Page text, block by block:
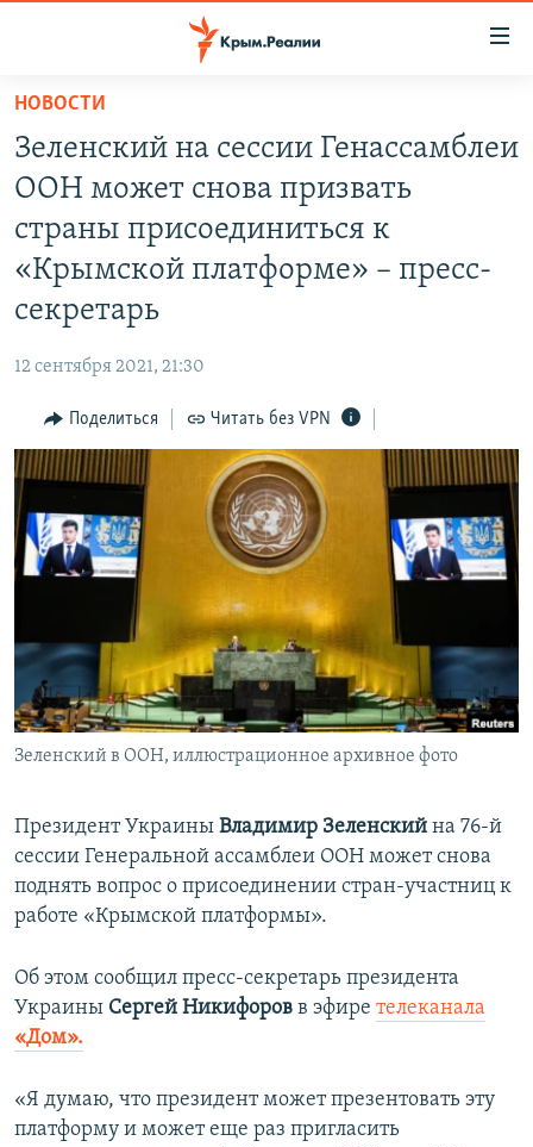
Вернуться
основному
содержанию
главной
навигации
Вернутся
КАРТА ВОЕННЫХ ОБЪЕКТОВ КРЫМА
ИСТОРИЯ
ЕЩЕ
ТЕЛЕПРОЕКТ КРЫМ.РЕАЛИИ
СОВЕТЫ ПРАВОЗАЩИТНИКОВ
ПРОПАВШИЕ БЕЗ ВЕСТИ
ПОБЕДИТЕЛЕЙ НЕ СУДЯТ?
КРЫМ.НЕПОКОРЕННЫЙ
ELIFBE
УКРАИНСКАЯ ПРОБЛЕМА КРЫМА
КАК ОБОЙТИ БЛОКИРОВКУ
Українською
Qırımtatar
ПРИСОЕДИНЯЙТЕСЬ!
Все сайты RFE/RL
НОВОСТИ
Зеленский на сессии Генассамблеи
ООН может снова призвать
страны присоединиться к
«Крымской платформе» – пресс-
секретарь
12 сентября 2021, 21:30
Поделиться Читать без VPN
Зеленский в ООН, иллюстрационное архивное фото
Президент Украины Владимир Зеленский на 76-й
сессии Генеральной ассамблеи ООН может снова
поднять вопрос о присоединении стран-участниц к
работе «Крымской платформы».
Об этом сообщил пресс-секретарь президента
Украины Сергей Никифоров в эфире телеканала
«Дом».
«Я думаю, что президент может презентовать эту
платформу и может еще раз пригласить